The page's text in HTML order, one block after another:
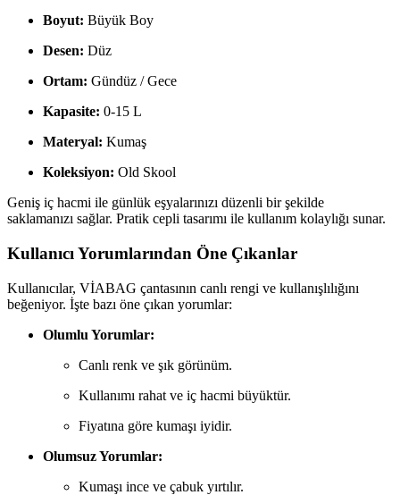
Boyut: Büyük Boy
Desen: Düz
Ortam: Gündüz / Gece
Kapasite: 0-15 L
Materyal: Kumaş
Koleksiyon: Old Skool
Geniş iç hacmi ile günlük eşyalarınızı düzenli bir şekilde
saklamanızı sağlar. Pratik cepli tasarımı ile kullanım kolaylığı sunar.
Kullanıcı Yorumlarından Öne Çıkanlar
Kullanıcılar, VİABAG çantasının canlı rengi ve kullanışlılığını
beğeniyor. İşte bazı öne çıkan yorumlar:
Olumlu Yorumlar:
Canlı renk ve şık görünüm.
Kullanımı rahat ve iç hacmi büyüktür.
Fiyatına göre kumaşı iyidir.
Olumsuz Yorumlar:
Kumaşı ince ve çabuk yırtılır.